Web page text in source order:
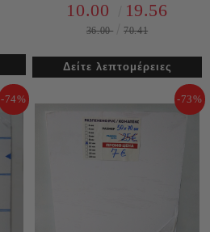
10.00 19.56
36.00 70.41
Δείτε λεπτομέρειες
-74% -73%